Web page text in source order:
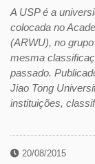
A USP é a
colocada no
(ARWU), no
mesma
passado.
Jiao Tong
instituições,
20/08/2015